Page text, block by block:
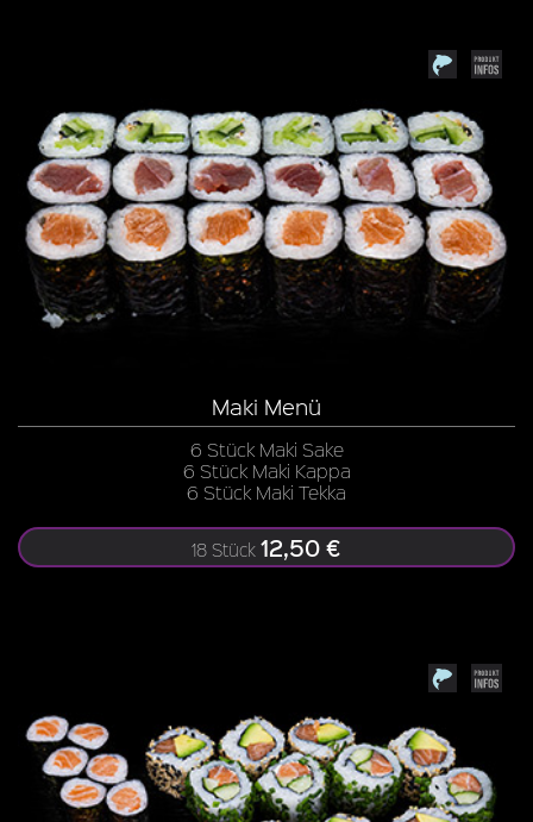
Maki Menü
6 Stück Maki Sake
6 Stück Maki Kappa
6 Stück Maki Tekka
18 Stück 12,50 €